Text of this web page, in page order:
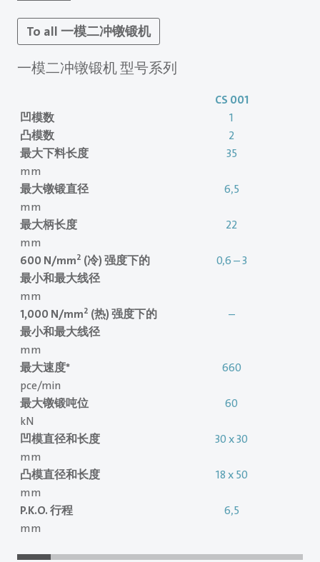
To all 一模二冲镦锻机
一模二冲镦锻机 型号系列
凹模数
凸模数
最大下料长度
mm
最大镦锻直径
mm
最大柄长度
mm
600 N/mm2 (冷) 强度下的
最小和最大线径
mm
1,000 N/mm2 (热) 强度下的
最小和最大线径
mm
最大速度*
pce/min
最大镦锻吨位
kN
凹模直径和长度
mm
凸模直径和长度
mm
P.K.O. 行程
mm
CS 001
1
2
35
6,5
22
0,6 – 3
–
660
60
30 x 30
18 x 50
6,5